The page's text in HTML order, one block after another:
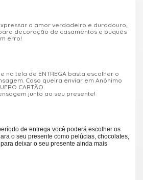
o amor verdadeiro e duradouro,
decoração de casamentos e buquês
erro!
na tela de ENTREGA basta escolher o
Caso queira enviar em Anônimo
CARTÃO.
junto ao seu presente!
de entrega você poderá escolher os
o seu presente como pelúcias, chocolates,
deixar o seu presente ainda mais